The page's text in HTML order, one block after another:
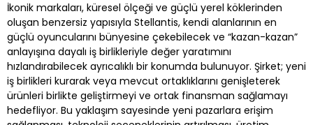
İkonik markaları, küresel ölçeği ve güçlü yerel köklerinden
oluşan benzersiz yapısıyla Stellantis, kendi alanlarının en
güçlü oyuncularını bünyesine çekebilecek ve “kazan-kazan”
anlayışına dayalı iş birlikleriyle değer yaratımını
hızlandırabilecek ayrıcalıklı bir konumda bulunuyor. Şirket; yeni
iş birlikleri kurarak veya mevcut ortaklıklarını genişleterek
ürünleri birlikte geliştirmeyi ve ortak finansman sağlamayı
hedefliyor. Bu yaklaşım sayesinde yeni pazarlara erişim